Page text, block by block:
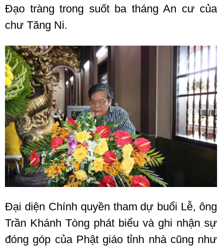
Đạo tràng trong suốt ba tháng An cư của
chư Tăng Ni.
Đại diện Chính quyền tham dự buổi Lễ, ông
Trần Khánh Tòng phát biểu và ghi nhận sự
đóng góp của Phật giáo tỉnh nhà cũng như